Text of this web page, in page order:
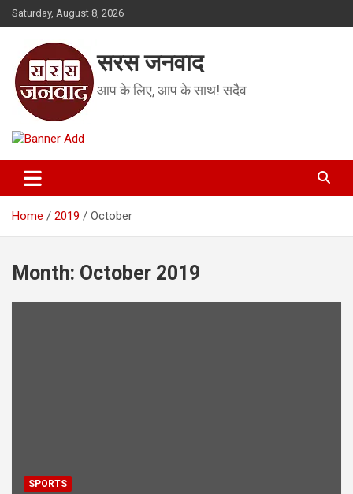
Skip
to
Saturday, August 8, 2026
सरस जनवाद
आप के लिए, आप के साथ! सदैव
Home 2019 October
Month: October 2019
SPORTS